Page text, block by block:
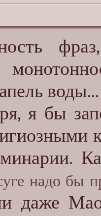
фраз,
воды...
я бы
надо бы
даже